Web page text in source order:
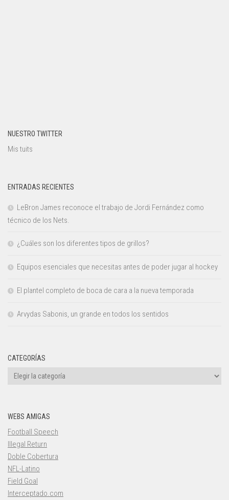
NUESTRO TWITTER
Mis tuits
ENTRADAS RECIENTES
LeBron James reconoce el trabajo de Jordi Fernández como
técnico de los Nets.
¿Cuáles son los diferentes tipos de grillos?
Equipos esenciales que necesitas antes de poder jugar al hockey
El plantel completo de boca de cara a la nueva temporada
Arvydas Sabonis, un grande en todos los sentidos
CATEGORÍAS
Categorías
WEBS AMIGAS
Football Speech
Illegal Return
Doble Cobertura
NFL-Latino
Field Goal
Interceptado.com